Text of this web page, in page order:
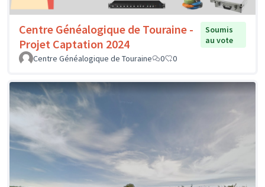
Centre Généalogique de Touraine -
Projet Captation 2024
Soumis
au vote
Centre Généalogique de Touraine
0 0